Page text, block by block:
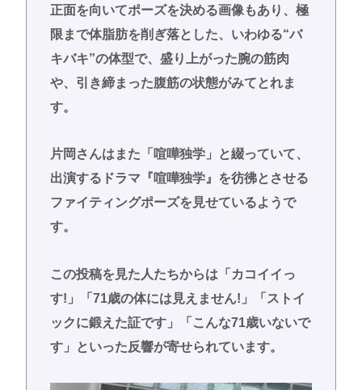
正面を向いてポーズを決める画像もあり、極
限まで体脂肪を削ぎ落とした、いわゆる“バ
キバキ”の体型で、盛り上がった腕の筋肉
や、引き締まった腹筋の状態がみてとれま
す。
片岡さんはまた「喧嘩独学」と綴っていて、
出演するドラマ『喧嘩独学』を彷彿とさせる
ファイティングポーズを見せているようで
す。
この投稿を見た人たちからは「カコイイっ
す!」「71歳の体には見えません!」「ストイ
ックに鍛えた証です」「こんな71歳いないで
す」といった反響が寄せられています。